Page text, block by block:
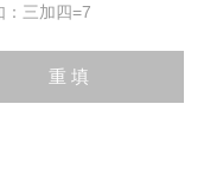
：三加四=7